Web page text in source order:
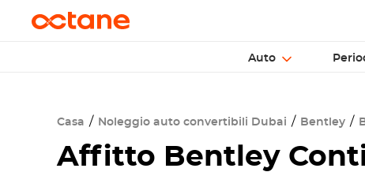
Auto
Casa Noleggio auto convertibili Dubai Bentley
Affitto Bentley